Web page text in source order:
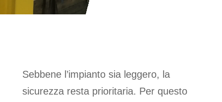
Sebbene l’impianto sia leggero, la
sicurezza resta prioritaria. Per questo